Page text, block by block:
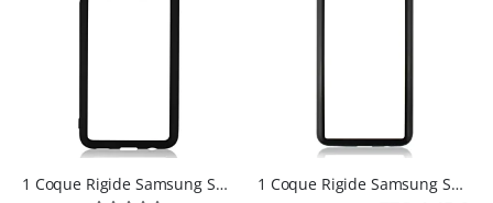
1 Coque Rigide Samsung S10E 1 Coque Rigide Samsung S10 Plus